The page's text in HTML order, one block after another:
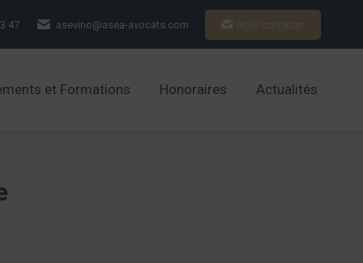
47 asevino@asea-avocats.com Nous contacter
et Formations Honoraires Actualités
et Formations Honoraires Actualités